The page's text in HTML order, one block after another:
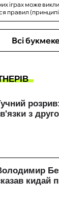
іграх може
правил
Всі